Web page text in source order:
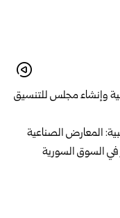
وإنشاء مجلس للتنسيق